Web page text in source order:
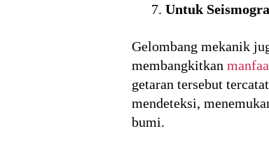
Untuk
Gelombang mekanik
membangkitkan
getaran tersebut
mendeteksi,
bumi.